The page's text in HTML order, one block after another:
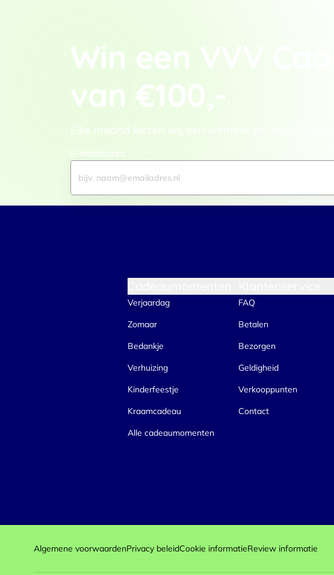
We gebruiken cookies om content en
websiteverkeer te analyseren. Ook delen we
adverteren en analyse. Deze partners
ze hebben verzameld op basis van jouw
Toestemmingsselectie
Win een VVV
van €100,-
Elke maand kiezen wij een winnaar uit alle nieuwe
E-mailadres
Verjaardag
Zomaar
Bedankje
Verhuizing
Kinderfeestje
Kraamcadeau
Alle cadeaumomenten
FAQ
Betalen
Bezorgen
Geldigheid
Verkooppunten
Contact
Algemene voorwaardenPrivacy beleidCookie informatieReview informatie